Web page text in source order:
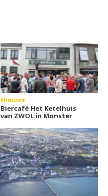
Nieuws
Biercafé Het Ketelhuis
van ZWOL in Monster